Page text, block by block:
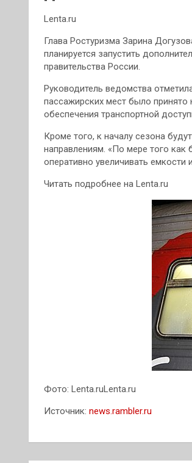
Lenta.ru
Глава Ростуризма Зарина
планируется запустить
правительства России.
Руководитель ведомства
пассажирских мест было
обеспечения транспортной
Кроме того, к началу сезона
направлениям. «По мере того
оперативно увеличивать
Читать подробнее на Lenta.ru
Фото: Lenta.ruLenta.ru
Источник: news.rambler.ru